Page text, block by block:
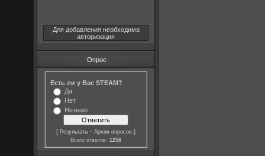
Для добавления необходима
авторизация
Опрос
Есть ли у Вас STEAM?
Да
Нет
Незнаю
[Результаты ·Архив опросов ]
Всего ответов:1258